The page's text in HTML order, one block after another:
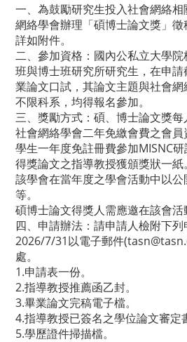
一、為鼓勵研究生投入社會網絡
網絡學會辦理「碩博士論文獎」
詳如附件。
二、參加資格：國內公私立大學
班與博士班研究所研究生，在申
業論文口試，其論文主題與社會網
不限科系，均得報名參加。
三、獎勵方式：碩、博士論文獎
社會網絡學會二年免繳會費之會
學生一年度免註冊費參加MISNC研
得獎論文之指導教授獲頒獎狀一紙。
該學會在當年度之學會活動中以
等。
碩博士論文得獎人需應邀在該會活
四、申請辦法：請申請人檢附下
2026/7/31以電子郵件
處。
1.申請表一份。
2.指導教授推薦函乙封。
3.畢業論文完稿電子檔。
4.指導教授已簽名之學位論文審定
5.學歷證件掃描檔。